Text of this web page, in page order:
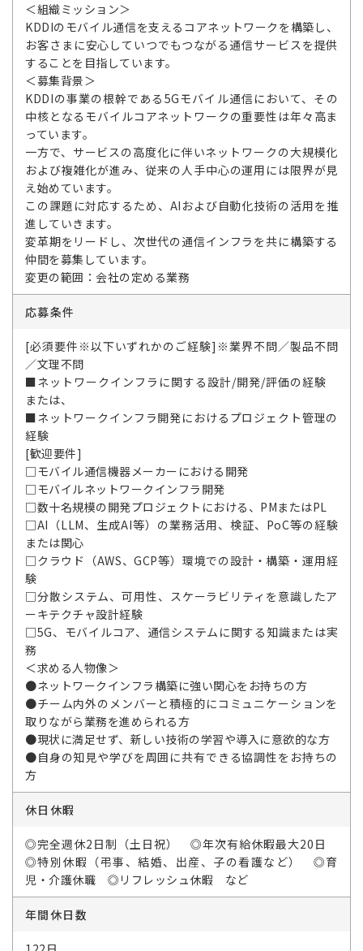
＜組織ミッション＞
KDDIのモバイル通信を支えるコアネットワークを構築し、
お客さまに安心していつでもつながる通信サービスを提供
することを目指しています。
＜募集背景＞
KDDIの事業の根幹である5Gモバイル通信において、その
中核となるモバイルコアネットワークの重要性は年々高ま
っています。
一方で、サービスの高度化に伴いネットワークの大規模化
および複雑化が進み、従来の人手中心の運用には限界が見
え始めています。
この課題に対応するため、AIおよび自動化技術の活用を推
進していきます。
変革期をリードし、次世代の通信インフラを共に構築する
仲間を募集しています。
変更の範囲：会社の定める業務
応募条件
[必須要件※以下いずれかのご経験]※業界不問／製品不問
／文理不問
■ネットワークインフラに関する設計/開発/評価の経験
または、
■ネットワークインフラ開発におけるプロジェクト管理の
経験
[歓迎要件]
□モバイル通信機器メーカーにおける開発
□モバイルネットワークインフラ開発
□数十名規模の開発プロジェクトにおける、PMまたはPL
□AI（LLM、生成AI等）の業務活用、検証、PoC等の経験
または関心
□クラウド（AWS、GCP等）環境での設計・構築・運用経
験
□分散システム、可用性、スケーラビリティを意識したア
ーキテクチャ設計経験
□5G、モバイルコア、通信システムに関する知識または実
務
＜求める人物像＞
●ネットワークインフラ構築に強い関心をお持ちの方
●チーム内外のメンバーと積極的にコミュニケーションを
取りながら業務を進められる方
●現状に満足せず、新しい技術の学習や導入に意欲的な方
●自身の知見や学びを周囲に共有できる協調性をお持ちの
方
休日休暇
◎完全週休2日制（土日祝） ◎年次有給休暇最大20日
◎特別休暇（弔事、結婚、出産、子の看護など） ◎育
児・介護休職 ◎リフレッシュ休暇 など
年間休日数